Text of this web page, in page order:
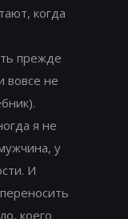
когда
прежде
вовсе не
я не
у
И
коего